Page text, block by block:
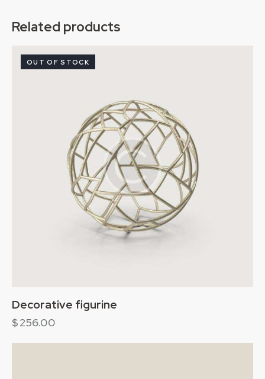
Related products
OUT OF STOCK
Decorative figurine
$256.00